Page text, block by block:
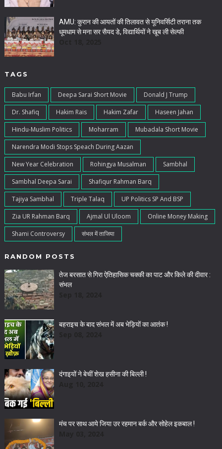
AMU: कुरान की आयतों की तिलावत से यूनिवर्सिटी तराना तक
धूमधाम से मना सर सैयद डे, विद्यार्थियों ने खूब ली सेल्फी
TAGS
Babu Irfan Deepa Sarai Short Movie Donald J Trump
Dr. Shafiq Hakim Rais Hakim Zafar Haseen Jahan
Hindu-Muslim Politics Moharram Mubadala Short Movie
Narendra Modi Stops Speach During Aazan
New Year Celebration Rohingya Musalman Sambhal
Sambhal Deepa Sarai Shafiqur Rahman Barq
Tajiya Sambhal Triple Talaq UP Politics SP And BSP
Zia UR Rahman Barq Ajmal Ul Uloom Online Money Making
Shami Controversy संभल में ताजिया
RANDOM POSTS
तेज बरसात से गिरा ऐतिहासिक चक्की का पाट और किले की दीवार :
संभल
बहराइच के बाद संभल में अब भेड़ियों का आतंक !
दंगाइयों ने बेचीं शेख हसीना की बिल्ली !
मंच पर साथ आये जिया उर रहमान बर्क और सोहेल इकबाल !